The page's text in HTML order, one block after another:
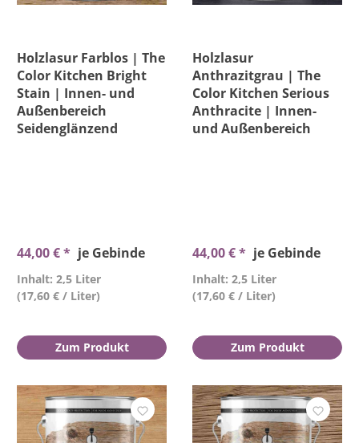
Holzlasur Farblos | The
Color Kitchen Bright
Stain | Innen- und
Außenbereich
Seidenglänzend
44,00 € * je Gebinde
Inhalt: 2,5 Liter
(17,60 € / Liter)
Zum Produkt
Holzlasur
Anthrazitgrau | The
Color Kitchen Serious
Anthracite | Innen-
und Außenbereich
44,00 € * je Gebinde
Inhalt: 2,5 Liter
(17,60 € / Liter)
Zum Produkt